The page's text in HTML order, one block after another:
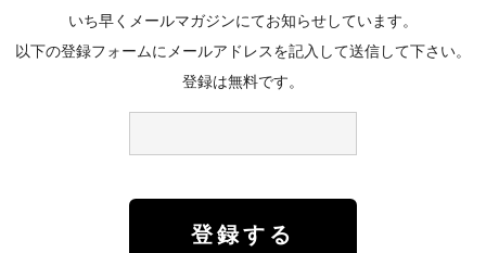
いち早くメールマガジンにてお知らせしています。
以下の登録フォームにメールアドレスを記入して送信して下さい。
登録は無料です。